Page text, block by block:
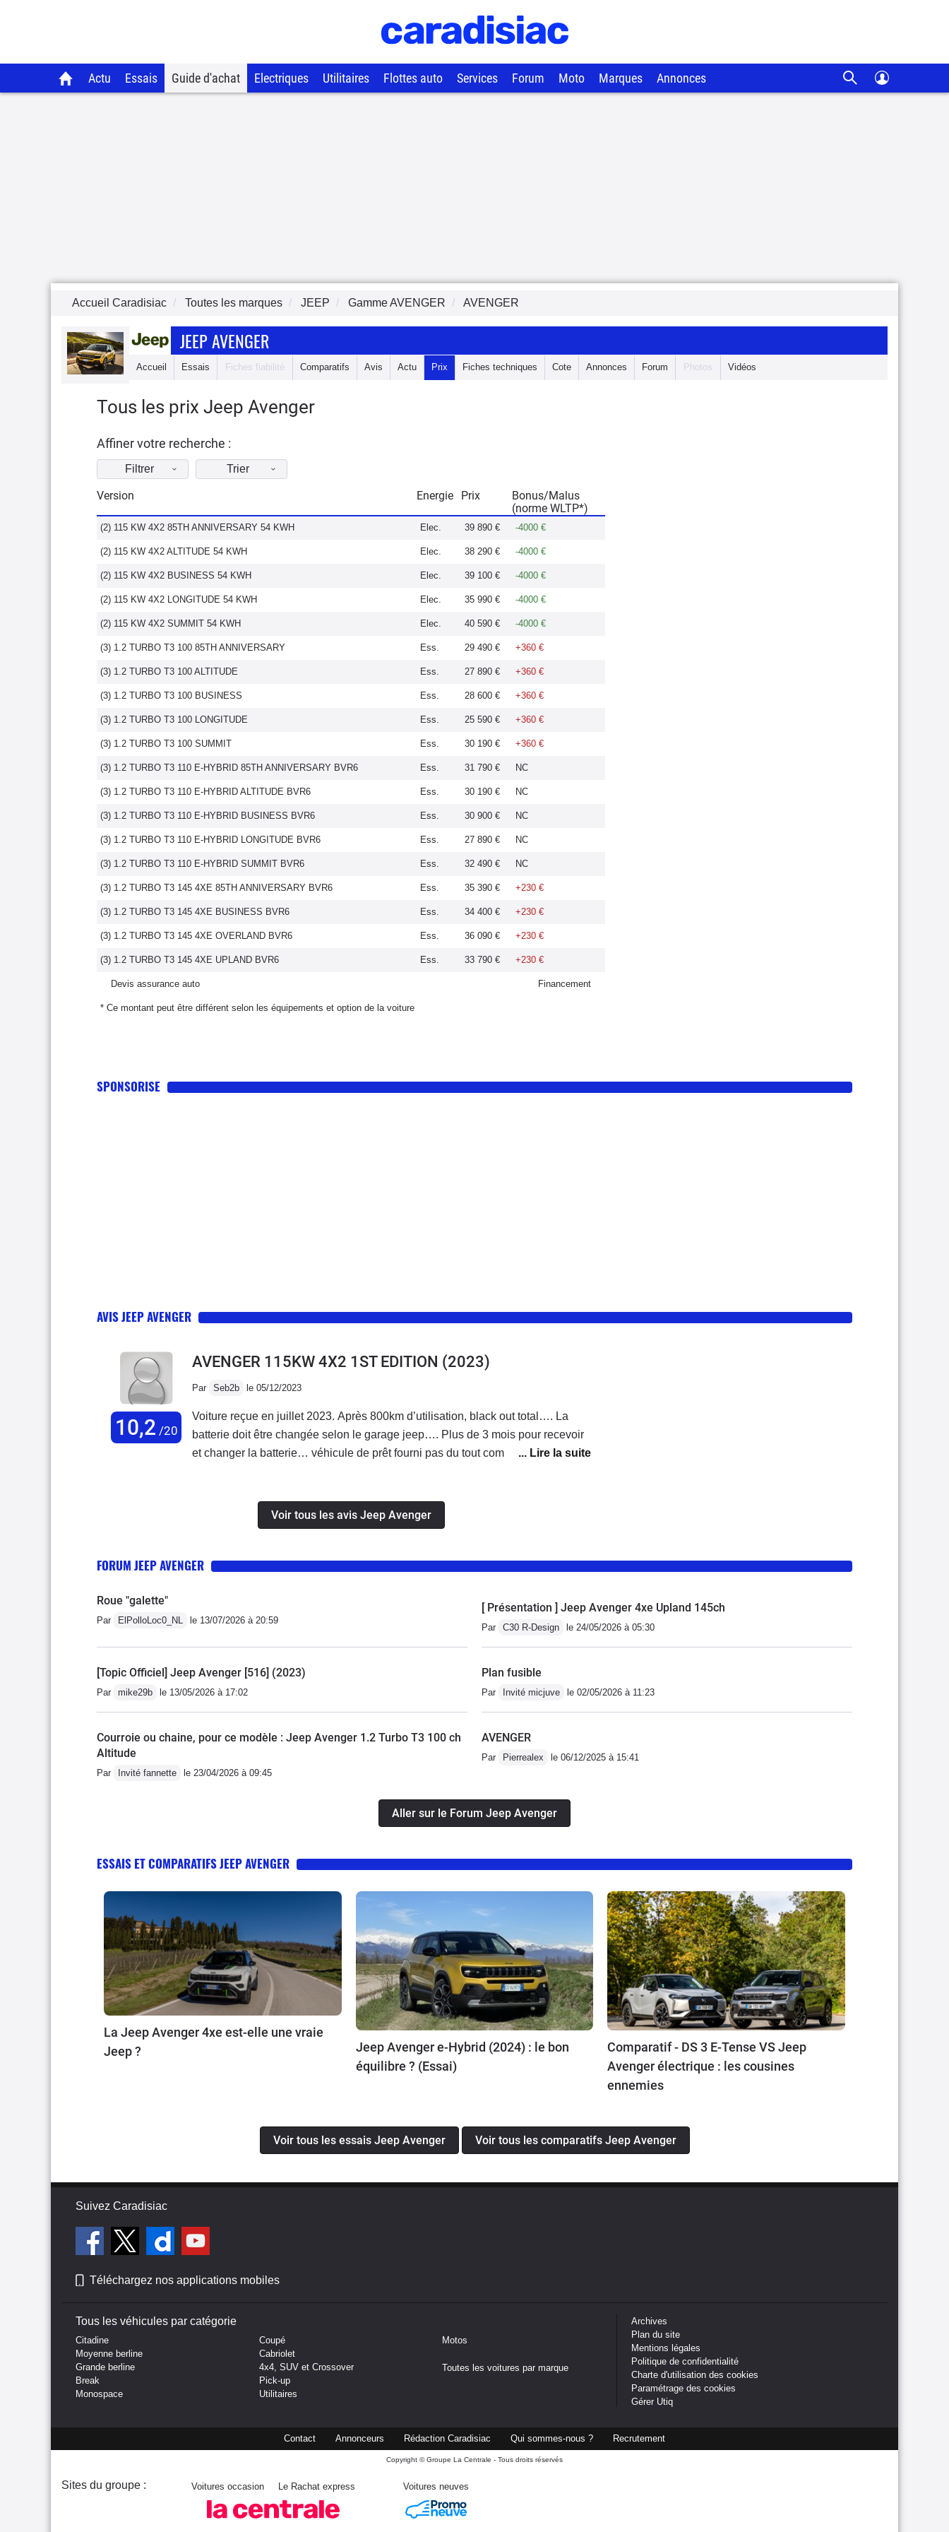
Actu Essais Guide d'achat Electriques Utilitaires Flottes auto Services Forum Moto Marques Annonces
Accueil Caradisiac Toutes les marques JEEP GammeAVENGER AVENGER
JEEP AVENGER
Accueil Essais Fiches fiabilité Comparatifs Avis Actu Prix Fiches techniques Cote Annonces Forum Photos Vidéos
Tous les prix Jeep Avenger
Affiner votre recherche :
Filtrer Trier
Version Energie Prix
Bonus/Malus
(norme WLTP*)
(2) 115 KW 4X2 85TH ANNIVERSARY 54 KWH Elec. 39 890 € -4000 €
(2) 115 KW 4X2 ALTITUDE 54 KWH Elec. 38 290 € -4000 €
(2) 115 KW 4X2 BUSINESS 54 KWH Elec. 39 100 € -4000 €
(2) 115 KW 4X2 LONGITUDE 54 KWH Elec. 35 990 € -4000 €
(2) 115 KW 4X2 SUMMIT 54 KWH Elec. 40 590 € -4000 €
(3) 1.2 TURBO T3 100 85TH ANNIVERSARY Ess. 29 490 € +360 €
(3) 1.2 TURBO T3 100 ALTITUDE Ess. 27 890 € +360 €
(3) 1.2 TURBO T3 100 BUSINESS Ess. 28 600 € +360 €
(3) 1.2 TURBO T3 100 LONGITUDE Ess. 25 590 € +360 €
(3) 1.2 TURBO T3 100 SUMMIT Ess. 30 190 € +360 €
(3) 1.2 TURBO T3 110 E-HYBRID 85TH ANNIVERSARY BVR6 Ess. 31 790 € NC
(3) 1.2 TURBO T3 110 E-HYBRID ALTITUDE BVR6 Ess. 30 190 € NC
(3) 1.2 TURBO T3 110 E-HYBRID BUSINESS BVR6 Ess. 30 900 € NC
(3) 1.2 TURBO T3 110 E-HYBRID LONGITUDE BVR6 Ess. 27 890 € NC
(3) 1.2 TURBO T3 110 E-HYBRID SUMMIT BVR6 Ess. 32 490 € NC
(3) 1.2 TURBO T3 145 4XE 85TH ANNIVERSARY BVR6 Ess. 35 390 € +230 €
(3) 1.2 TURBO T3 145 4XE BUSINESS BVR6 Ess. 34 400 € +230 €
(3) 1.2 TURBO T3 145 4XE OVERLAND BVR6 Ess. 36 090 € +230 €
(3) 1.2 TURBO T3 145 4XE UPLAND BVR6 Ess. 33 790 € +230 €
Devis assurance auto Financement
* Ce montant peut être différent selon les équipements et option de la voiture
SPONSORISE
AVIS JEEP AVENGER
10,2 /20
AVENGER 115KW 4X2 1ST EDITION (2023)
Par Seb2b le 05/12/2023
Voiture reçue en juillet 2023. Après 800km d’utilisation, black out total…. La
batterie doit être changée selon le garage jeep…. Plus de 3 mois pour recevoir
et changer la batterie… véhicule de prêt fourni pas du tout comparable à mon
Voir tous les avis Jeep Avenger
FORUM JEEP AVENGER
Roue "galette"
Par ElPolloLoc0_NL le 13/07/2026 à 20:59
[ Présentation ] Jeep Avenger 4xe Upland 145ch
Par C30 R-Design le 24/05/2026 à 05:30
[Topic Officiel] Jeep Avenger [516] (2023)
Par mike29b le 13/05/2026 à 17:02
Plan fusible
Par Invité micjuve le 02/05/2026 à 11:23
Courroie ou chaine, pour ce modèle : Jeep Avenger 1.2 Turbo T3 100 ch
Altitude
Par Invité fannette le 23/04/2026 à 09:45
AVENGER
Par Pierrealex le 06/12/2025 à 15:41
Aller sur le Forum Jeep Avenger
ESSAIS ET COMPARATIFS JEEP AVENGER
La Jeep Avenger 4xe est-elle une vraie
Jeep ?
Jeep Avenger e-Hybrid (2024) : le bon
équilibre ? (Essai)
Comparatif - DS 3 E-Tense VS Jeep
Avenger électrique : les cousines
ennemies
Voir tous les essais Jeep Avenger Voir tous les comparatifs Jeep Avenger
Suivez Caradisiac
Téléchargez nos applications mobiles
Tous les véhicules par catégorie
Citadine
Moyenne berline
Grande berline
Break
Monospace
Coupé
Cabriolet
4x4, SUV et Crossover
Pick-up
Utilitaires
Motos
Toutes les voitures par marque
Archives
Plan du site
Mentions légales
Politique de confidentialité
Charte d'utilisation des cookies
Paramétrage des cookies
Gérer Utiq
Contact Annonceurs Rédaction Caradisiac Qui sommes-nous ? Recrutement
Copyright © Groupe La Centrale - Tous droits réservés
Sites du groupe : Voitures occasion Le Rachat express Voitures neuves